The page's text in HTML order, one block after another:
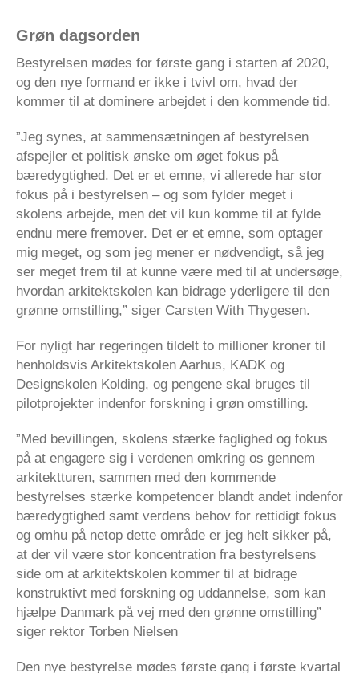
Grøn dagsorden
Bestyrelsen mødes for første gang i starten af 2020,
og den nye formand er ikke i tvivl om, hvad der
kommer til at dominere arbejdet i den kommende tid.
”Jeg synes, at sammensætningen af bestyrelsen
afspejler et politisk ønske om øget fokus på
bæredygtighed. Det er et emne, vi allerede har stor
fokus på i bestyrelsen – og som fylder meget i
skolens arbejde, men det vil kun komme til at fylde
endnu mere fremover. Det er et emne, som optager
mig meget, og som jeg mener er nødvendigt, så jeg
ser meget frem til at kunne være med til at undersøge,
hvordan arkitektskolen kan bidrage yderligere til den
grønne omstilling,” siger Carsten With Thygesen.
For nyligt har regeringen tildelt to millioner kroner til
henholdsvis Arkitektskolen Aarhus, KADK og
Designskolen Kolding, og pengene skal bruges til
pilotprojekter indenfor forskning i grøn omstilling.
”Med bevillingen, skolens stærke faglighed og fokus
på at engagere sig i verdenen omkring os gennem
arkitektturen, sammen med den kommende
bestyrelses stærke kompetencer blandt andet indenfor
bæredygtighed samt verdens behov for rettidigt fokus
og omhu på netop dette område er jeg helt sikker på,
at der vil være stor koncentration fra bestyrelsens
side om at arkitektskolen kommer til at bidrage
konstruktivt med forskning og uddannelse, som kan
hjælpe Danmark på vej med den grønne omstilling”
siger rektor Torben Nielsen
Den nye bestyrelse mødes første gang i første kvartal